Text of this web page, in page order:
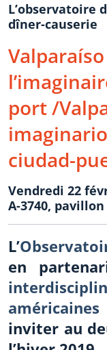
L’observatoire
dîner-causerie
port /
ciudad-
Vendredi 22
A-3740,
L’
en
américaines
inviter au